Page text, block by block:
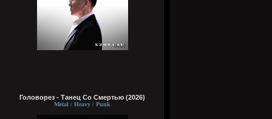
Головорез - Tанец Со Смертью (2026)
Metal / Heavy / Punk